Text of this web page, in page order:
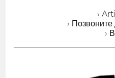
›
›
›